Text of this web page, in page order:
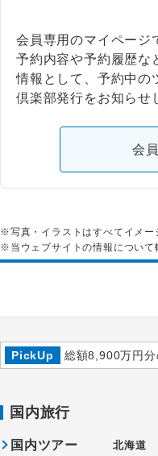
会員専用のマイページ
予約内容や予約履歴な
情報として、予約中の
倶楽部発行をお知らせ
会
※写真・イラストはすべてイメー
※当ウェブサイトの情報について
PickUp 総額8,900万円
国内旅行
国内ツアー
北海道